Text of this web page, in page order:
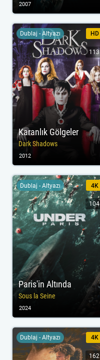
2007
Karanlık Gölgeler
Dark Shadows
Dublaj - Altyazı HD
113
2012
Paris'in Altında
Sous la Seine
Dublaj - Altyazı 4K
104
2024
Dublaj - Altyazı 4K
162